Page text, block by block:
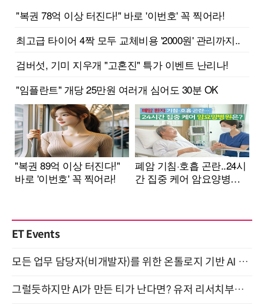
ET Events
모든 업무 담당자(비개발자)를 위한 온톨로지 기반 AI 지식체계 설계 1-day 워크숍 8월 20일 개최
그럴듯하지만 AI가 만든 티가 난다면? 유저 리서치부터 배포까지! (9/15)